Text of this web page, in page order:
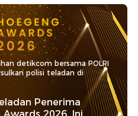
detikcom bersama POLRI
polisi teladan di
Penerima
Awards 2026, Ini